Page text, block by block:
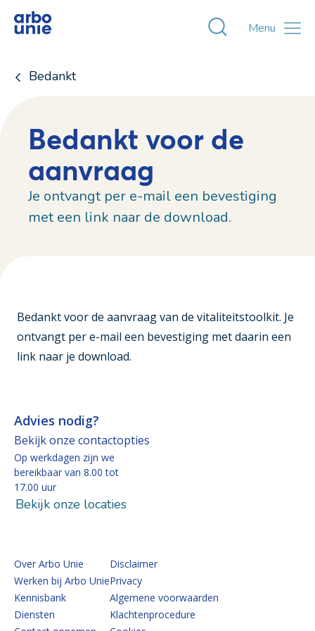
Toggle
Menu
Bedankt
Bedankt voor de
aanvraag
Je ontvangt per e-mail een bevestiging
met een link naar de download.
Bedankt voor de aanvraag van de vitaliteitstoolkit. Je
ontvangt per e-mail een bevestiging met daarin een
link naar je download.
Advies nodig?
Bekijk onze contactopties
Op werkdagen zijn we
bereikbaar van 8.00 tot
17.00 uur
Bekijk onze locaties
Over Arbo Unie
Werken bij Arbo Unie
Kennisbank
Diensten
Disclaimer
Privacy
Algemene voorwaarden
Klachtenprocedure